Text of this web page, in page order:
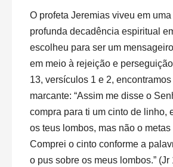
O profeta Jeremias viveu em
profunda decadência espiritual
escolheu para ser um
em meio à rejeição e
13, versículos 1 e 2,
marcante: “Assim me disse o
compra para ti um cinto de linho,
os teus lombos, mas não o metas
Comprei o cinto conforme a
o pus sobre os meus lombos.” (Jr